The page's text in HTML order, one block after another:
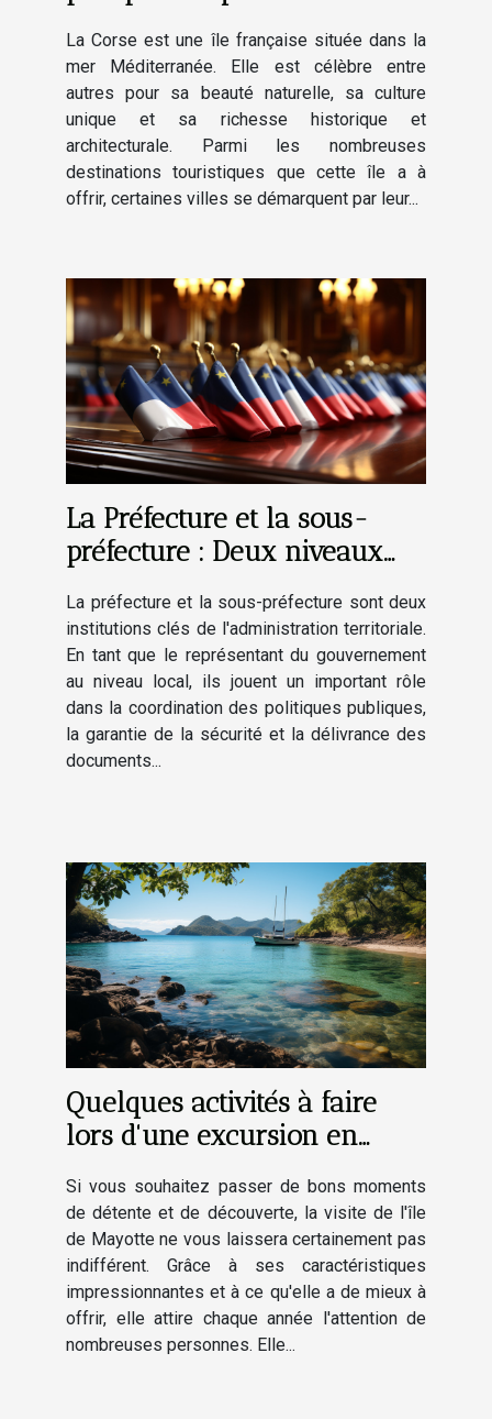
La Corse est une île française située dans la
mer Méditerranée. Elle est célèbre entre
autres pour sa beauté naturelle, sa culture
unique et sa richesse historique et
architecturale. Parmi les nombreuses
destinations touristiques que cette île a à
offrir, certaines villes se démarquent par leur...
La Préfecture et la sous-
préfecture : Deux niveaux
des citoyens
La préfecture et la sous-préfecture sont deux
institutions clés de l'administration territoriale.
En tant que le représentant du gouvernement
au niveau local, ils jouent un important rôle
dans la coordination des politiques publiques,
la garantie de la sécurité et la délivrance des
documents...
Quelques activités à faire
lors d'une excursion en
Si vous souhaitez passer de bons moments
de détente et de découverte, la visite de l'île
de Mayotte ne vous laissera certainement pas
indifférent. Grâce à ses caractéristiques
impressionnantes et à ce qu'elle a de mieux à
offrir, elle attire chaque année l'attention de
nombreuses personnes. Elle...